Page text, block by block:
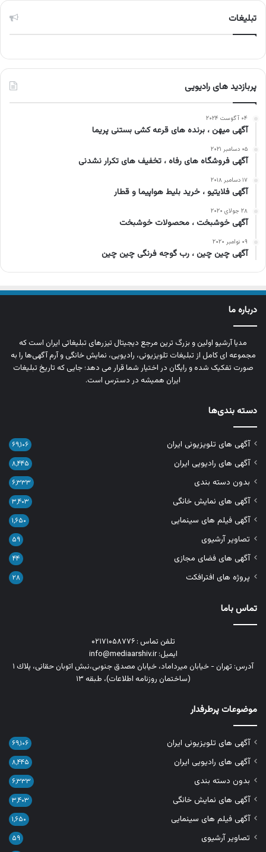
تبلیغات
پربازدید های رادیویی
۰۴ آگوست ۲۰۲۴
آگهی میهن ، برنده های قرعه کشی بستنی پریما
۰۵ دسامبر ۲۰۲۱
آگهی فروشگاه های رفاه ، تخفیف های تکرار نشدنی
۱۷ دسامبر ۲۰۱۸
آگهی فلایتیو ، خرید بلیط هواپیما و قطار
۲۸ جولای ۲۰۲۰
آگهی خوشبخت ، محصولات خوشبخت
۰۹ نوامبر ۲۰۲۰
آگهی چین چین ، رب گوجه فرنگی چین چین
درباره ما
مدیا آرشیو اولین و بزرگ‌ ترین مرجع دیجیتال تیزرهای تبلیغاتی ایران است که
مجموعه‌ ای کامل از تبلیغات تلویزیونی، رادیویی، نمایش خانگی و آرم‌ آگهی‌ها را به‌
صورت تفکیک‌ شده و رایگان در اختیار شما قرار می‌ دهد؛ جایی که تاریخ تبلیغات
ایران همیشه در دسترس است.
دسته بندی‌ها
آگهی های تلویزیونی ایران ۶۹,۱۰۶
آگهی های رادیویی ایران ۸,۴۴۵
بدون دسته بندی ۶,۳۳۳
آگهی های نمایش خانگی ۳,۴۰۳
آگهی فیلم های سینمایی ۱,۶۵۰
تصاویر آرشیوی ۵۹
آگهی های فضای مجازی ۴۴
پروژه های افترافکت ۲۸
تماس باما
تلفن تماس : ۰۲۱۷۱۰۵۸۷۷۶
ایمیل: info@mediaarshiv.ir
آدرس: تهران - خیابان میرداماد، خیابان مصدق جنوبی،نبش اتوبان حقانی، پلاك ١
(ساختمان روزنامه اطلاعات)، طبقه ۱۳
موضوعات پرطرفدار
آگهی های تلویزیونی ایران ۶۹,۱۰۶
آگهی های رادیویی ایران ۸,۴۴۵
بدون دسته بندی ۶,۳۳۳
آگهی های نمایش خانگی ۳,۴۰۳
آگهی فیلم های سینمایی ۱,۶۵۰
تصاویر آرشیوی ۵۹